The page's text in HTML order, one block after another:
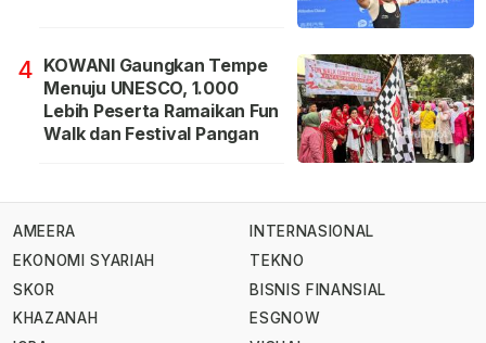
4 KOWANI Gaungkan Tempe
Menuju UNESCO, 1.000
Lebih Peserta Ramaikan Fun
Walk dan Festival Pangan
AMEERA
EKONOMI SYARIAH
SKOR
KHAZANAH
INTERNASIONAL
TEKNO
BISNIS FINANSIAL
ESGNOW